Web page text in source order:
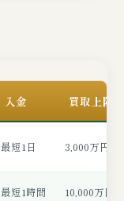
入金 買取上限
最短1日 3,000万円
最短1時間 10,000万円